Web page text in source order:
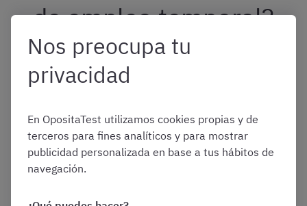
de empleo temporal?
A diferencia del proceso de consolidación de empleo, el
de estabilización no viene regulado en el TREBEP, sino en
del Estado (LPGE).
De este modo, en varias LPGE se autorizaba una tasa
adicional de plazas a convocar que:
Nos preocupa tu
privacidad
En OpositaTest utilizamos cookies propias y de
terceros para fines analíticos y para mostrar
publicidad personalizada en base a tus hábitos de
navegación.